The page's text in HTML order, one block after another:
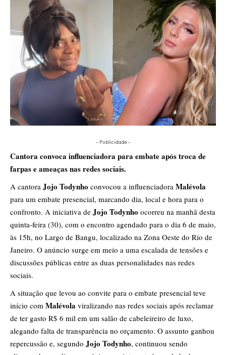
- Publicidade -
Cantora convoca influenciadora para embate após troca de
farpas e ameaças nas redes sociais.
A cantora Jojo Todynho convocou a influenciadora Malévola
para um embate presencial, marcando dia, local e hora para o
confronto. A iniciativa de Jojo Todynho ocorreu na manhã desta
quinta-feira (30), com o encontro agendado para o dia 6 de maio,
às 15h, no Largo de Bangu, localizado na Zona Oeste do Rio de
Janeiro. O anúncio surge em meio a uma escalada de tensões e
discussões públicas entre as duas personalidades nas redes
sociais.
A situação que levou ao convite para o embate presencial teve
início com Malévola viralizando nas redes sociais após reclamar
de ter gasto R$ 6 mil em um salão de cabeleireiro de luxo,
alegando falta de transparência no orçamento. O assunto ganhou
repercussão e, segundo Jojo Todynho, continuou sendo